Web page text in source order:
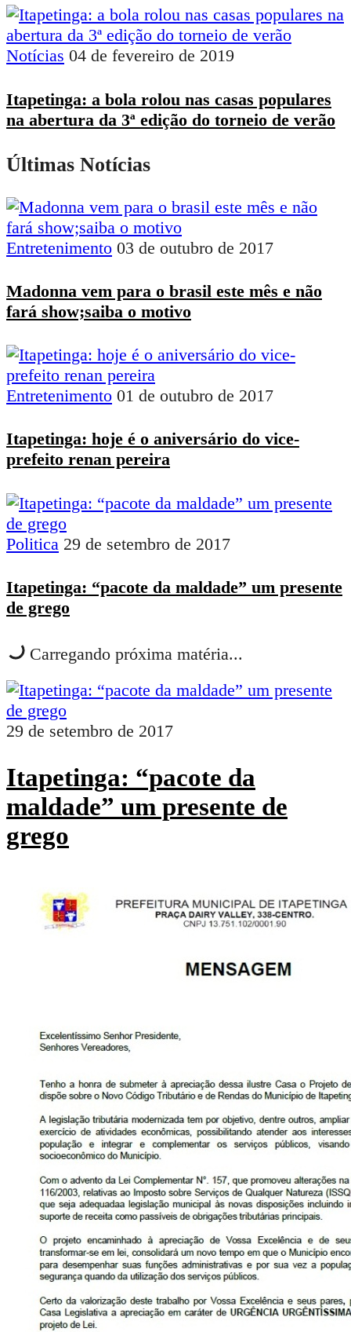
Notícias 04 de fevereiro de 2019
Itapetinga: a bola rolou nas casas populares
na abertura da 3ª edição do torneio de verão
Últimas Notícias
Entretenimento 03 de outubro de 2017
Madonna vem para o brasil este mês e não
fará show;saiba o motivo
Entretenimento 01 de outubro de 2017
Itapetinga: hoje é o aniversário do vice-
prefeito renan pereira
Politica 29 de setembro de 2017
Itapetinga: “pacote da maldade” um presente
de grego
Carregando próxima matéria...
29 de setembro de 2017
Itapetinga: “pacote da
maldade” um presente de
grego